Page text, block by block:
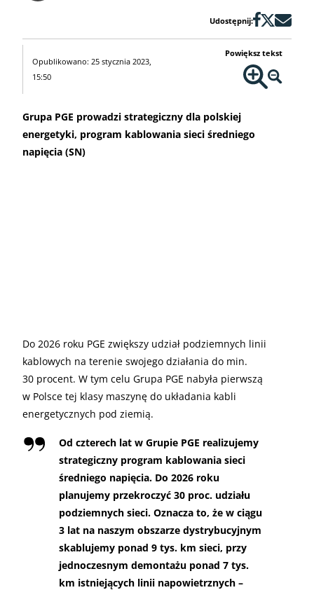
Udostępnij:
Opublikowano: 25 stycznia 2023,
15:50
Powiększ tekst
Grupa PGE prowadzi strategiczny dla polskiej
energetyki, program kablowania sieci średniego
napięcia (SN)
Do 2026 roku PGE zwiększy udział podziemnych linii
kablowych na terenie swojego działania do min.
30 procent. W tym celu Grupa PGE nabyła pierwszą
w Polsce tej klasy maszynę do układania kabli
energetycznych pod ziemią.
Od czterech lat w Grupie PGE realizujemy
strategiczny program kablowania sieci
średniego napięcia. Do 2026 roku
planujemy przekroczyć 30 proc. udziału
podziemnych sieci. Oznacza to, że w ciągu
3 lat na naszym obszarze dystrybucyjnym
skablujemy ponad 9 tys. km sieci, przy
jednoczesnym demontażu ponad 7 tys.
km istniejących linii napowietrznych –